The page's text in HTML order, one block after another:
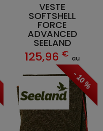
VESTE
SOFTSHELL
FORCE
ADVANCED
SEELAND
125,96 € au
lieu de 139,95€
- 10 %